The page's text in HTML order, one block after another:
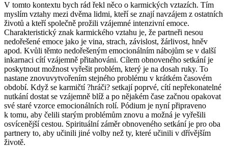
V tomto kontextu bych rád řekl něco o karmických vztazích. Tím
myslím vztahy mezi dvěma lidmi, kteří se znají navzájem z ostatních
životů a kteří společně prožili vzájemné intenzivní emoce.
Charakteristický znak karmického vztahu je, že partneři nesou
nedořešené emoce jako je vina, strach, závislost, žárlivost, hněv
apod. Kvůli těmto nedořešeným emocionálním nábojům se v další
inkarnaci cítí vzájemně přitahováni. Cílem obnoveného setkání je
poskytnout možnost vyřešit problém, který je na dosah ruky. To
nastane znovuvytvořením stejného problému v krátkém časovém
období. Když se karmičtí ?hráči? setkají poprvé, cítí nepřekonatelné
nutkání dostat se vzájemně blíž a po nějakém čase začnou opakovat
své staré vzorce emocionálních rolí. Pódium je nyní připraveno
k tomu, aby čelili starým problémům znovu a možná je vyřešili
osvícenější cestou. Spirituální záměr obnoveného setkání je pro oba
partnery to, aby učinili jiné volby než ty, které učinili v dřívějším
životě.